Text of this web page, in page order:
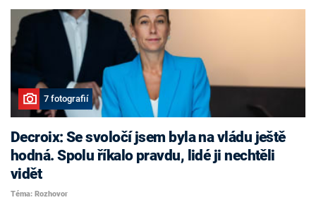
7 fotografií
Decroix: Se svoločí jsem byla na vládu ještě
hodná. Spolu říkalo pravdu, lidé ji nechtěli
vidět
Téma: Rozhovor